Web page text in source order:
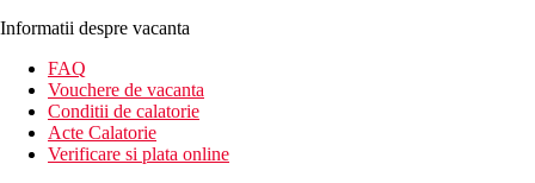
Informatii despre vacanta
FAQ
Vouchere de vacanta
Conditii de calatorie
Acte Calatorie
Verificare si plata online